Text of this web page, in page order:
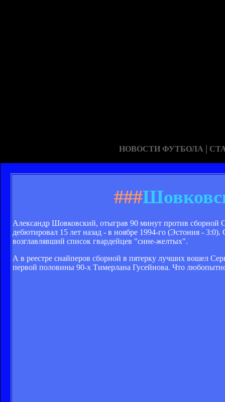
НОВОСТИ ФУТБОЛА |
###
Александр Шовковский, отыграв 90 минут против сборной
дебютировал 15 лет назад - в ноябре 1994-го (Эстония -
возглавлявший список гвардейцев "сине-желтых".
А в реестре снайперов сборной в пятерку лучших вошел
первой половины 90-х Тимерлана Гусейнова. Что